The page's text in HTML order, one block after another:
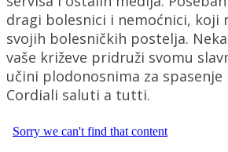
dragi bolesnici i nemoćnici, koji
svojih bolesničkih postelja.
vaše križeve pridruži svomu
učini plodonosnima za spasenje
Cordiali saluti a tutti.